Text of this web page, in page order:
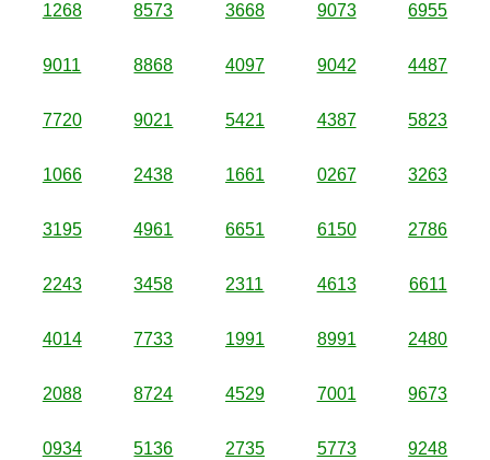
1268 8573 3668 9073 6955
9011 8868 4097 9042 4487
7720 9021 5421 4387 5823
1066 2438 1661 0267 3263
3195 4961 6651 6150 2786
2243 3458 2311 4613 6611
4014 7733 1991 8991 2480
2088 8724 4529 7001 9673
0934 5136 2735 5773 9248